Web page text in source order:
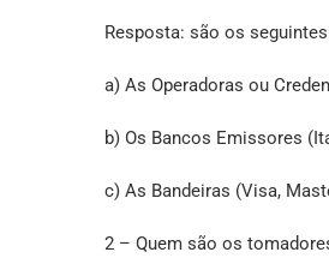
Resposta: são os
a) As Operadoras ou
b) Os Bancos Emissores
c) As Bandeiras (Visa,
2 – Quem são os